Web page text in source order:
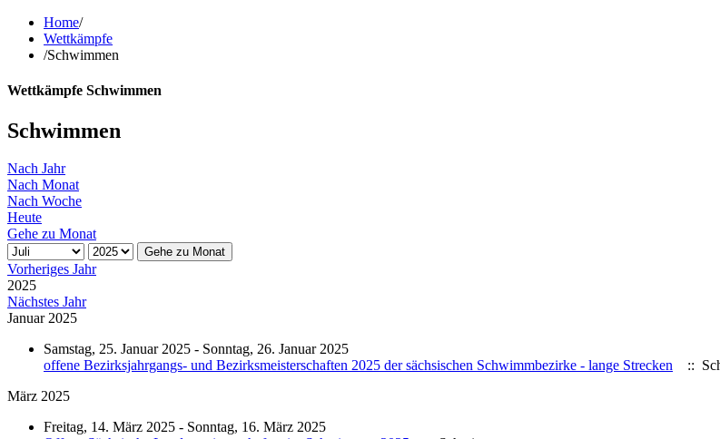
Home/
Wettkämpfe
/Schwimmen
Wettkämpfe Schwimmen
Schwimmen
Nach Jahr
Nach Monat
Nach Woche
Heute
Gehe zu Monat
Gehe zu Monat
Vorheriges Jahr
2025
Nächstes Jahr
Januar 2025
Samstag, 25. Januar 2025 - Sonntag, 26. Januar 2025
offene Bezirksjahrgangs- und Bezirksmeisterschaften 2025 der sächsischen Schwimmbezirke - lange Strecken
::
März 2025
Freitag, 14. März 2025 - Sonntag, 16. März 2025